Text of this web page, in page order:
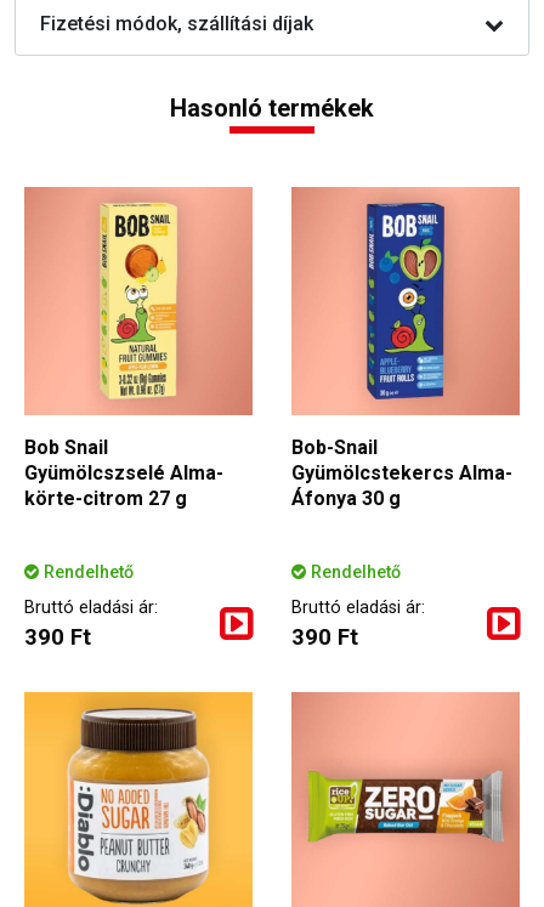
Fizetési módok, szállítási díjak
Hasonló termékek
Bob Snail
Gyümölcszselé Alma-
körte-citrom 27 g
Rendelhető
Bruttó eladási ár:
390 Ft
Bob-Snail
Gyümölcstekercs Alma-
Áfonya 30 g
Rendelhető
Bruttó eladási ár:
390 Ft